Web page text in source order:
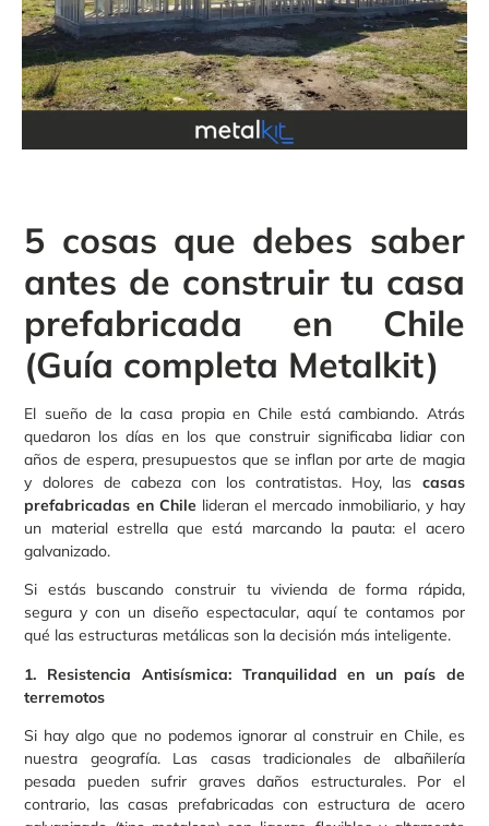
5 cosas que debes saber
antes de construir tu casa
prefabricada en Chile
(Guía completa Metalkit)
El sueño de la casa propia en Chile está cambiando. Atrás
quedaron los días en los que construir significaba lidiar con
años de espera, presupuestos que se inflan por arte de magia
y dolores de cabeza con los contratistas. Hoy, las casas
prefabricadas en Chile lideran el mercado inmobiliario, y hay
un material estrella que está marcando la pauta: el acero
galvanizado.
Si estás buscando construir tu vivienda de forma rápida,
segura y con un diseño espectacular, aquí te contamos por
qué las estructuras metálicas son la decisión más inteligente.
1. Resistencia Antisísmica: Tranquilidad en un país de
terremotos
Si hay algo que no podemos ignorar al construir en Chile, es
nuestra geografía. Las casas tradicionales de albañilería
pesada pueden sufrir graves daños estructurales. Por el
contrario, las casas prefabricadas con estructura de acero